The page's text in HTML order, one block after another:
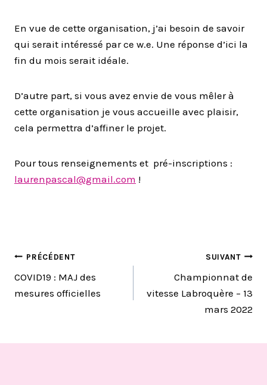
En vue de cette organisation, j’ai besoin de savoir
qui serait intéressé par ce w.e. Une réponse d’ici la
fin du mois serait idéale.
D’autre part, si vous avez envie de vous mêler à
cette organisation je vous accueille avec plaisir,
cela permettra d’affiner le projet.
Pour tous renseignements et pré-inscriptions :
laurenpascal@gmail.com !
NAVIGATION
DE
PRÉCÉDENT
COVID19 : MAJ des
mesures officielles
SUIVANT
Championnat de
vitesse Labroquère – 13
mars 2022